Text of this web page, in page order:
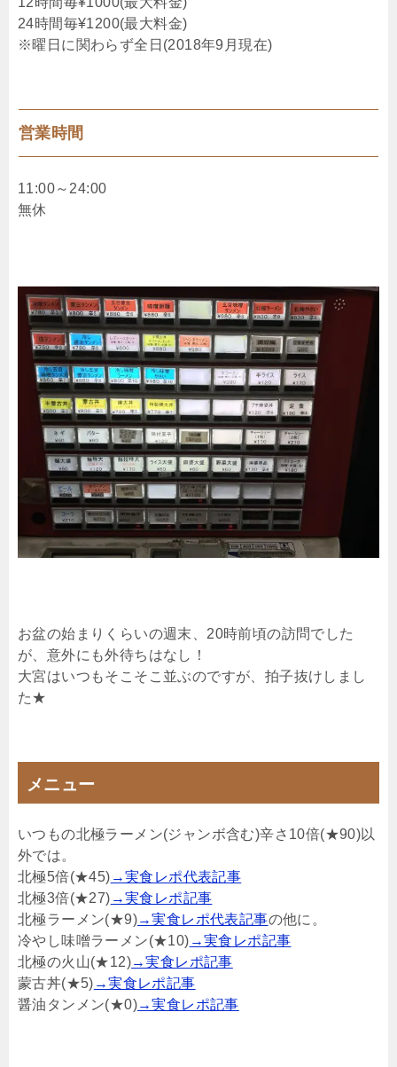
24時間毎¥1200(最大料金)
※曜日に関わらず全日(2018年9月現在)
営業時間
11:00～24:00
無休
お盆の始まりくらいの週末、20時前頃の訪問でした
が、意外にも外待ちはなし！
大宮はいつもそこそこ並ぶのですが、拍子抜けしまし
た★
メニュー
いつもの北極ラーメン(ジャンボ含む)辛さ10倍(★90)以
外では。
北極5倍(★45) →実食レポ代表記事
北極3倍(★27) →実食レポ記事
北極ラーメン(★9)→実食レポ代表記事の他に。
冷やし味噌ラーメン(★10) →実食レポ記事
北極の火山(★12)→実食レポ記事
蒙古丼(★5) →実食レポ記事
醤油タンメン(★0)→実食レポ記事